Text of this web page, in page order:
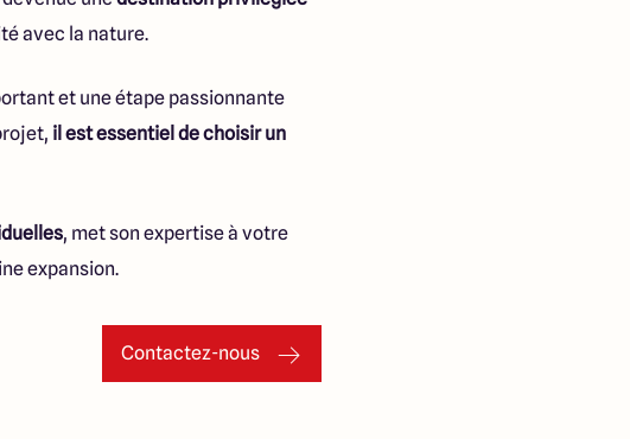
avec la nature.
et une étape passionnante
il est essentiel de choisir un
, met son expertise à votre
expansion.
Contactez-nous